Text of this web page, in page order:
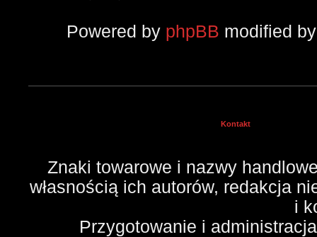
Powered by phpBB modified
Kontakt
Znaki towarowe i nazwy
własnością ich autorów, redakcja
i
Przygotowanie i